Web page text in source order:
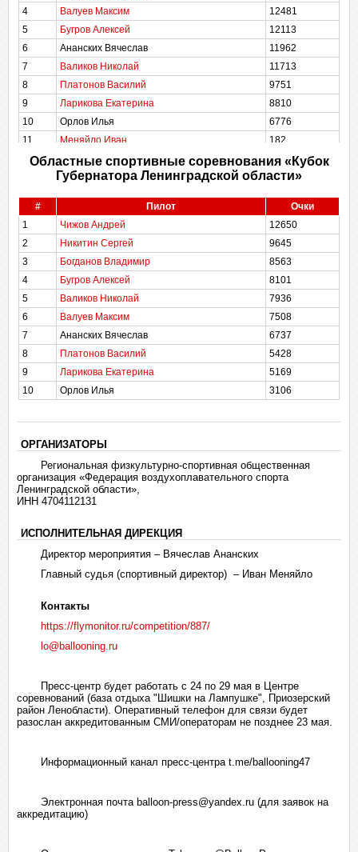
4
Валуев Максим
12481
5
Бугров Алексей
12113
6
Ананских Вячеслав
11962
7
Валиков Николай
11713
8
Платонов Василий
9751
9
Ларикова Екатерина
8810
10
Орлов Илья
6776
11
Меняйло Иван 182
Областные спортивные соревнования «Кубок
Губернатора Ленинградской области»
# Пилот
Очки
1
Чижов Андрей
12650
2
Никитин Сергей
9645
3
Богданов Владимир
8563
4
Бугров Алексей
8101
5
Валиков Николай
7936
6
Валуев Максим
7508
7
Ананских Вячеслав
6737
8
Платонов Василий
5428
9
Ларикова Екатерина
5169
10
Орлов Илья 3106
ОРГАНИЗАТОРЫ
Региональная физкультурно-спортивная общественная
организация «Федерация воздухоплавательного спорта
Ленинградской области»,
ИНН 4704112131
ИСПОЛНИТЕЛЬНАЯ ДИРЕКЦИЯ
Директор мероприятия – Вячеслав Ананских
Главный судья (спортивный директор) – Иван Меняйло
Контакты
https://flymonitor.ru/competition/887/
lo@ballooning.ru
Пресс-центр будет работать с 24 по 29 мая в Центре
соревнований (база отдыха "Шишки на Лампушке", Приозерский
район Ленобласти). Оперативный телефон для связи будет
разослан аккредитованным СМИ/операторам не позднее 23 мая.
Информационный канал пресс-центра t.me/ballooning47
Электронная почта balloon-press@yandex.ru (для заявок на
аккредитацию)